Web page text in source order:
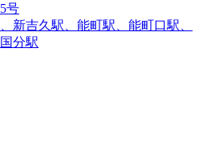
号
新吉久駅、能町駅、能町口駅、
分駅